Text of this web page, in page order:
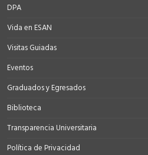
DPA
Vida en ESAN
Visitas Guiadas
Eventos
Graduados y Egresados
Biblioteca
Transparencia Universitaria
Política de Privacidad